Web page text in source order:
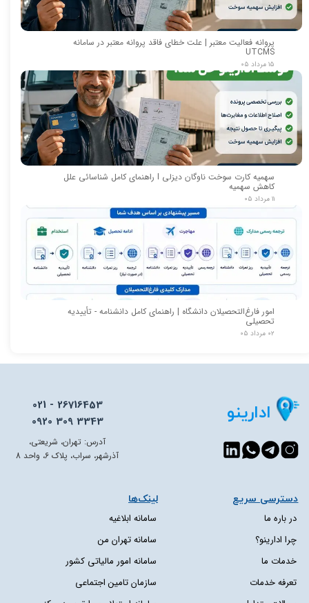
پروانه فعالیت معتبر | علت خطای فاقد پروانه معتبر در سامانه
UTCMS
۱۵ مرداد ۰۵
سهمیه کارت سوخت ناوگان دیزلی I راهنمای کامل شناسائی علل
کاهش سهمیه
۱۱ مرداد ۰۵
امور فارغ‌التحصیلان دانشگاه | راهنمای کامل دانشنامه - تأییدیه
تحصیلی
۰۲ مرداد ۰۵
ادارینو
021 - 26716453
0920 309 3343
در باره ما
چرا ادارینو؟
خدمات ما
تعرفه خدمات
دسترسی سریع​​​​​​​ لینک‌ها
سامانه ابلاغیه
سامانه تهران من
سامانه امور مالیاتی کشور
سازمان تامین اجتماعی
آدرس: تهران، شریعتی،
آذرشهر، سراب، پلاک 6، واحد 8